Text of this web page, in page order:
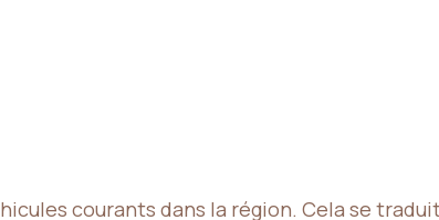
courants dans la région. Cela se